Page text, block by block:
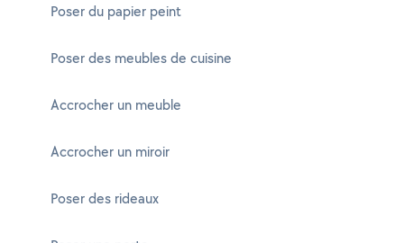
Poser du papier peint
Poser des meubles de cuisine
Accrocher un meuble
Accrocher un miroir
Poser des rideaux